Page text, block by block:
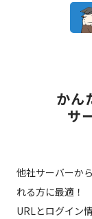
かん
サ
他社サーバーか
れる方に最適！
URLとログイン